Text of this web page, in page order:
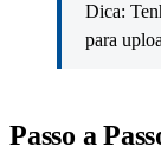
Dica:
para
Passo a